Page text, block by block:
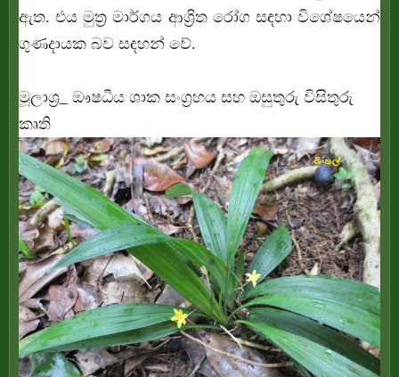
ඇත. එය මුත්‍ර මාර්ගය ආශ්‍රිත රෝග සඳහා විශේෂයෙන්
ගුණදායක බව සඳහන් වේ.
මූලාශ්‍ර_ ඖෂධීය ශාක සංග්‍රහය සහ ඔසුතුරු විසිතුරු
කෘති